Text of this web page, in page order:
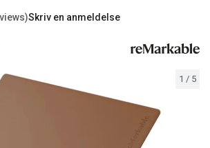
1 / 5
Skriv en anmeldelse